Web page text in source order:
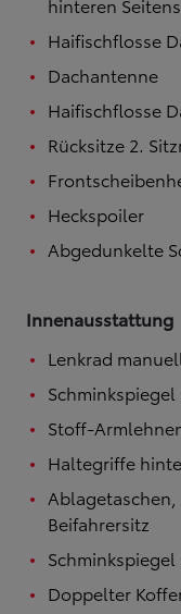
Haifischflosse
Dachantenne
Haifischflosse
Rücksitze 2.
Heckspoiler
Abgedunkelte
Innenausstattung
Lenkrad
Stoff-
Haltegriffe
Beifahrersitz
Doppelter